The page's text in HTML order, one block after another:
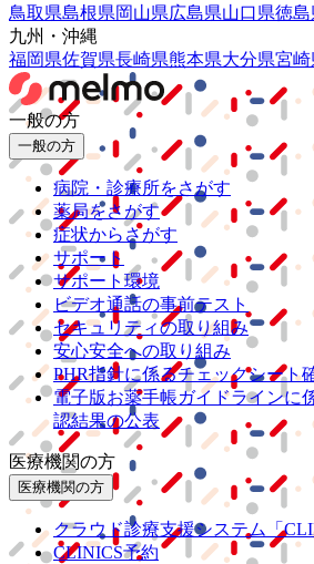
鳥取県島根県岡山県広島県山口県徳島
九州・沖縄
福岡県佐賀県長崎県熊本県大分県宮崎
一般の方
一般の方
病院・診療所をさがす
薬局をさがす
症状からさがす
サポート
サポート環境
ビデオ通話の事前テスト
セキュリティの取り組み
安心安全への取り組み
PHR指針に係るチェックシート
電子版お薬手帳ガイドラインに
認結果の公表
医療機関の方
医療機関の方
クラウド診療支援システム
「
CLINICS予約